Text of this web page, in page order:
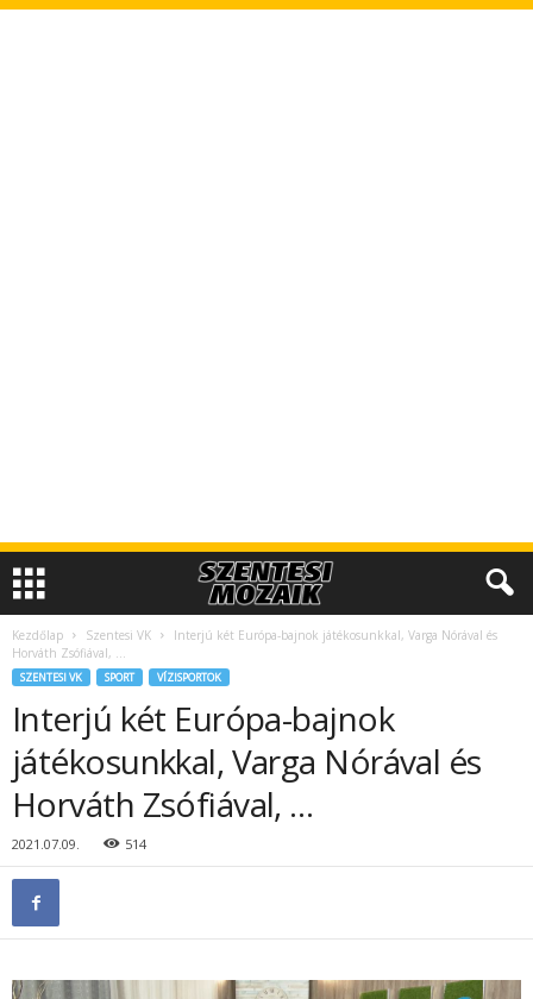
Kezdőlap Szentesi VK
Interjú két Európa-bajnok játékosunkkal, Varga Nórával és
Horváth Zsófiával, …
SZENTESI VK SPORT VÍZISPORTOK
Interjú két Európa-bajnok
játékosunkkal, Varga Nórával és
Horváth Zsófiával, …
2021.07.09. 514